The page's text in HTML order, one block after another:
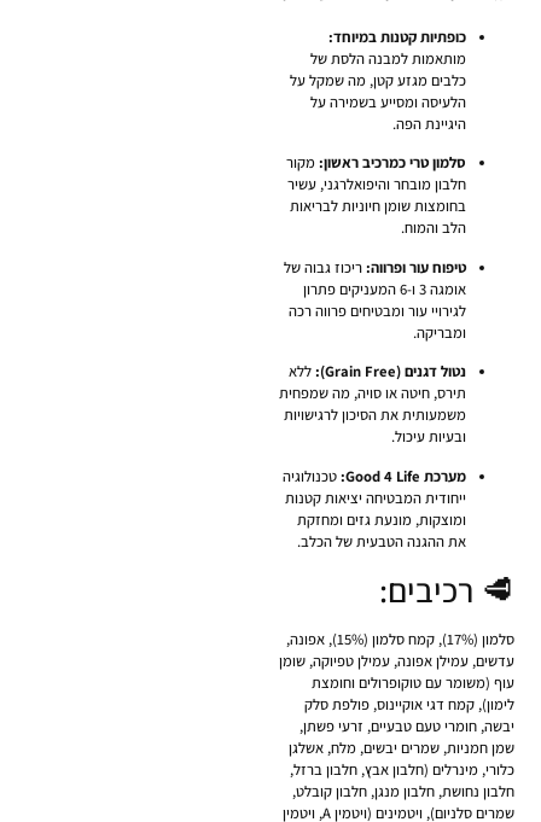
כופתיות קטנות במיוחד:
מותאמות למבנה הלסת של
כלבים מגזע קטן, מה שמקל על
הלעיסה ומסייע בשמירה על
היגיינת הפה.
סלמון טרי כמרכיב ראשון:מקור
חלבון מובחר והיפואלרגני, עשיר
בחומצות שומן חיוניות לבריאות
הלב והמוח.
טיפוח עור ופרווה:ריכוז גבוה של
אומגה 3 ו-6 המעניקים פתרון
לגירויי עור ומבטיחים פרווה רכה
ומבריקה.
נטול דגנים (Grain Free):
ללא
תירס, חיטה או סויה, מה שמפחית
משמעותית את הסיכון לרגישויות
ובעיות עיכול.
מערכת Good 4 Life:
טכנולוגיה
ייחודית המבטיחה יציאות קטנות
ומוצקות, מונעת גזים ומחזקת
את ההגנה הטבעית של הכלב.
🥩 רכיבים:
סלמון (17%), קמח סלמון (15%), אפונה,
עדשים, עמילן אפונה, עמילן טפיוקה, שומן
עוף (משומר עם טוקופרולים וחומצת
לימון), קמח דגי אוקיינוס, פולפת סלק
יבשה, חומרי טעם טבעיים, זרעי פשתן,
שמן חמניות, שמרים יבשים, מלח, אשלגן
כלורי, מינרלים (חלבון אבץ, חלבון ברזל,
חלבון נחושת, חלבון מנגן, חלבון קובלט,
שמרים סלניום), ויטמינים (ויטמין A, ויטמין